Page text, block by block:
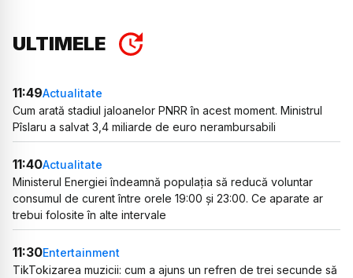
ULTIMELE
11:49Actualitate
Cum arată stadiul jaloanelor PNRR în acest moment. Ministrul
Pîslaru a salvat 3,4 miliarde de euro nerambursabili
11:40Actualitate
Ministerul Energiei îndeamnă populația să reducă voluntar
consumul de curent între orele 19:00 și 23:00. Ce aparate ar
trebui folosite în alte intervale
11:30Entertainment
TikTokizarea muzicii: cum a ajuns un refren de trei secunde să